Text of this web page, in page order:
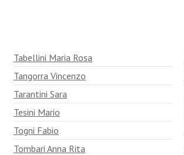
Tabellini Maria Rosa
Tangorra Vincenzo
Tarantini Sara
Tesini Mario
Togni Fabio
Tombari Anna Rita